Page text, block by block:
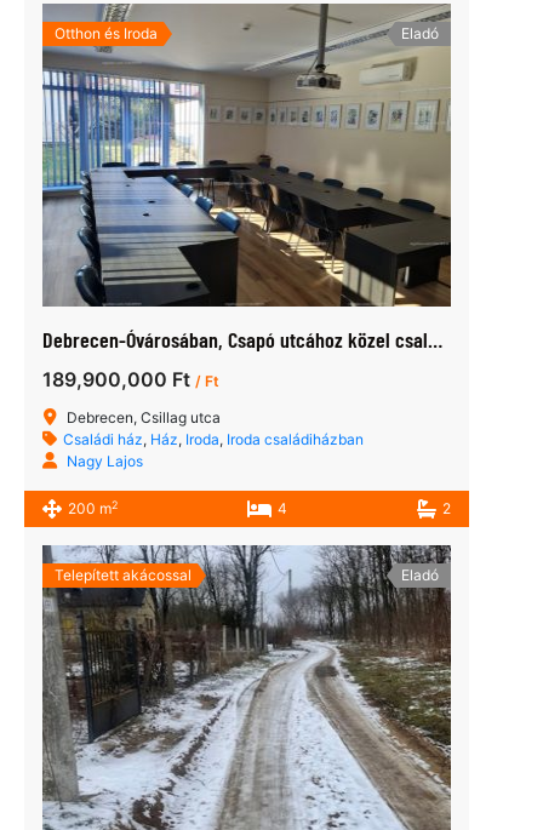
Otthon és Iroda Eladó
Debrecen-Óvárosában, Csapó utcához közel családi ház – iroda eladó
189,900,000 Ft / Ft
Debrecen, Csillag utca
Családi ház, Ház, Iroda, Iroda családiházban
Nagy Lajos
200 m2 4 2
Telepített akácossal Eladó